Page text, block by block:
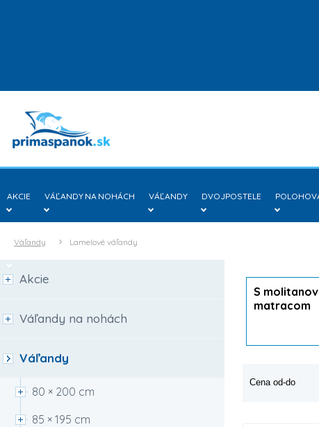
AKCIE VÁĽANDY NA NOHÁCH VÁĽANDY DVOJPOSTELE
Váľandy Lamelové váľandy
S
matracom
Cena od-do
Akcie
Váľandy na nohách
Váľandy
80 × 200 cm
85 × 195 cm